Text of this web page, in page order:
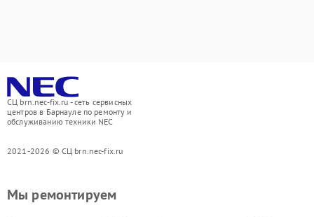
СЦ brn.nec-fix.ru - сеть сервисных
центров в Барнауле по ремонту и
обслуживанию техники NEC
2021-2026 © СЦ brn.nec-fix.ru
Мы ремонтируем